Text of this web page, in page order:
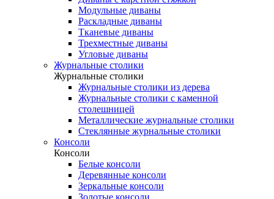
Модульные диваны
Раскладные диваны
Тканевые диваны
Трехместные диваны
Угловые диваны
Журнальные столики
Журнальные столики
Журнальные столики из дерева
Журнальные столики с каменной
столешницей
Металлические журнальные столики
Стеклянные журнальные столики
Консоли
Консоли
Белые консоли
Деревянные консоли
Зеркальные консоли
Золотые консоли